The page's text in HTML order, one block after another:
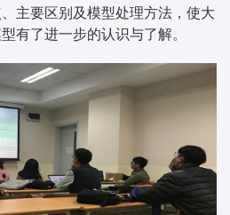
主要区别及模型处理方法，使大
有了进一步的认识与了解。